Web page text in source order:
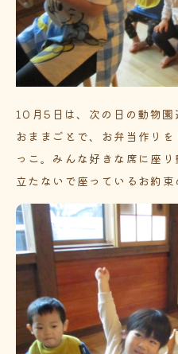
10月5日は、次の日の動物
おままごとで、お弁当作り
っこ。みんな好きな席に座
立たないで座っているお約束